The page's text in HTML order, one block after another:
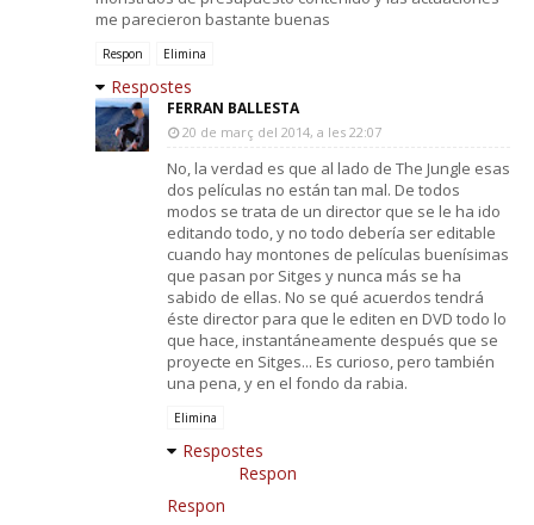
me parecieron bastante buenas
Respon Elimina
Respostes
FERRAN BALLESTA
20 de març del 2014, a les 22:07
No, la verdad es que al lado de The Jungle esas
dos películas no están tan mal. De todos
modos se trata de un director que se le ha ido
editando todo, y no todo debería ser editable
cuando hay montones de películas buenísimas
que pasan por Sitges y nunca más se ha
sabido de ellas. No se qué acuerdos tendrá
éste director para que le editen en DVD todo lo
que hace, instantáneamente después que se
proyecte en Sitges... Es curioso, pero también
una pena, y en el fondo da rabia.
Elimina
Respostes
Respon
Respon